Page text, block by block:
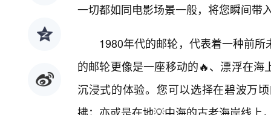
一切都如同电影场景一般，将您瞬间带
1980年代的邮轮，代表着一种前
的邮轮更像是一座移动的🔥、漂浮在
沉浸式的体验。您可以选择在碧波万